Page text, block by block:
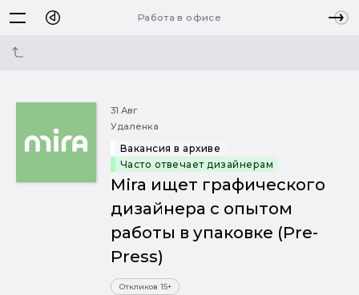
Работа в офисе
31 Авг
Удаленка
Вакансия в архиве
Часто отвечает дизайнерам
Mira ищет графического
дизайнера с опытом
работы в упаковке (Pre-
Press)
Откликов 15+